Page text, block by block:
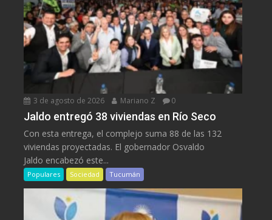
3 de agosto de 2026 Mariano Z 0
Jaldo entregó 38 viviendas en Río Seco
Con esta entrega, el complejo suma 88 de las 132
viviendas proyectadas. El gobernador Osvaldo
Jaldo encabezó este...
Populares Sociedad Tucumán